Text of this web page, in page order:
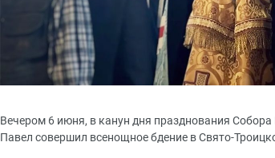
Вечером 6 июня, в канун дня празднования
Павел совершил всенощное бдение в Свято-